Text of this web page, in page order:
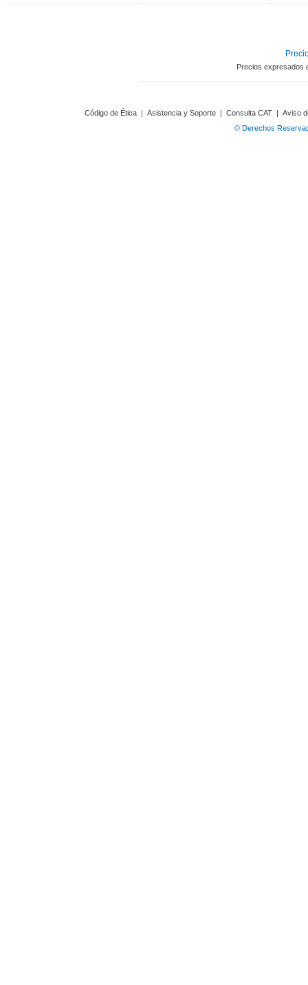
Precios expresados
Código de Ética | Asistencia y Soporte | Consulta CAT | Aviso
© Derechos